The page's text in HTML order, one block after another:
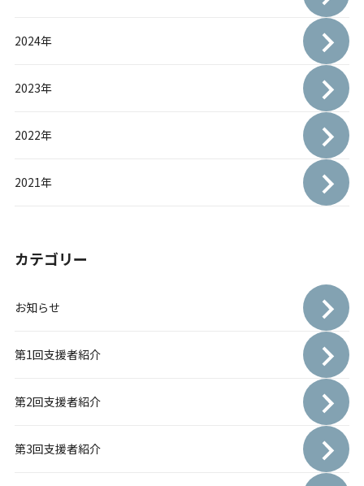
2024年
2023年
2022年
2021年
カテゴリー
お知らせ
第1回支援者紹介
第2回支援者紹介
第3回支援者紹介